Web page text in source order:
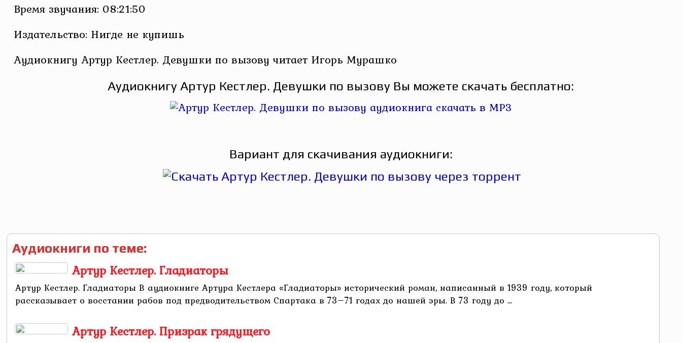
Время звучания: 08:21:50
Издательство: Нигде не купишь
Аудиокнигу Артур Кестлер. Девушки по вызову читает Игорь Мурашко
Аудиокнигу Артур Кестлер. Девушки по вызову Вы можете скачать бесплатно:
Вариант для скачивания аудиокниги:
Аудиокниги по теме:
Артур Кестлер. Гладиаторы
Артур Кестлер. Гладиаторы В аудиокниге Артура Кестлера «Гладиаторы» исторический роман, написанный в 1939 году, который
рассказывает о восстании рабов под предводительством Спартака в 73–71 годах до нашей эры. В 73 году до ...
Артур Кестлер. Призрак грядущего